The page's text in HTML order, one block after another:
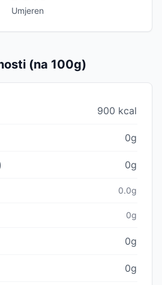
Umjeren
(na 100g)
900 kcal
0g
0g
0.0g
0g
0g
0g